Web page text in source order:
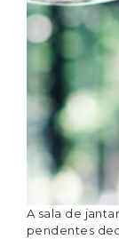
A sala de
pendentes